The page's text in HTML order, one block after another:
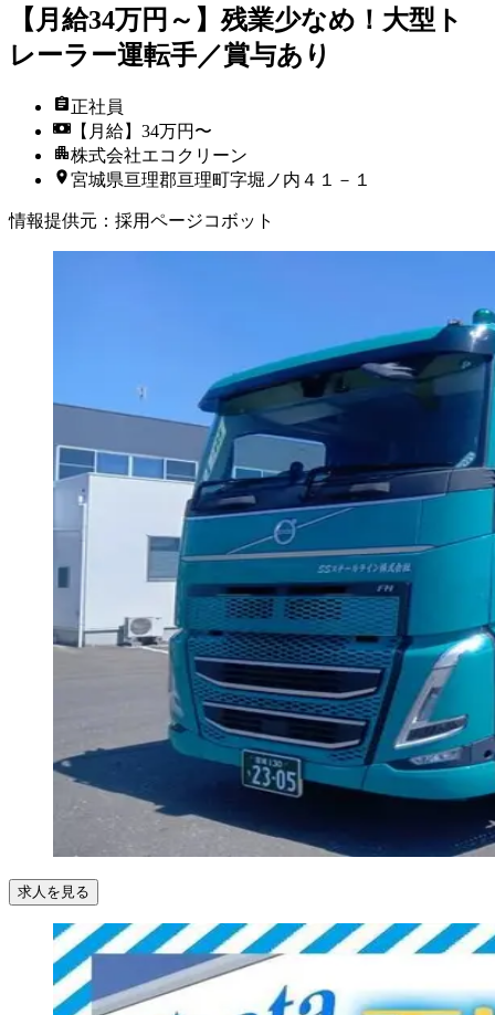
【月給34万円～】残業少なめ！大型ト
レーラー運転手／賞与あり
正社員
【月給】34万円〜
株式会社エコクリーン
宮城県亘理郡亘理町字堀ノ内４１－１
情報提供元 ： 採用ページコボット
求人を見る